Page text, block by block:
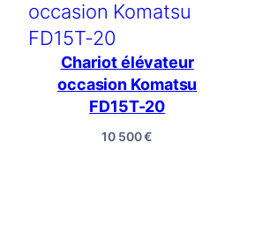
Chariot élévateur
occasion Komatsu
FD15T-20
10 500€